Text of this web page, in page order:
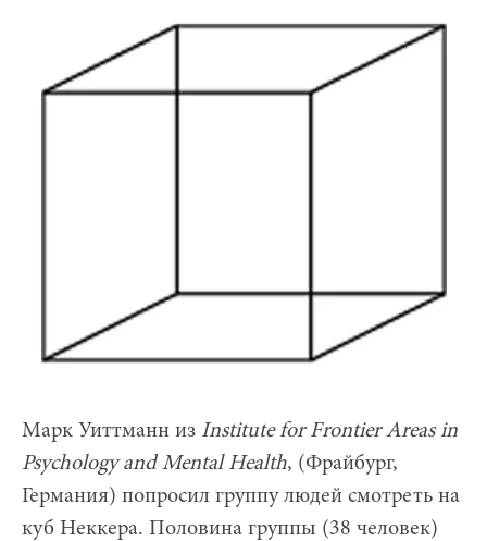
Марк Уиттманн из Institute for Frontier Areas in
Psychology and Mental Health, (Фрайбург,
Германия) попросил группу людей смотреть на
куб Неккера. Половина группы (38 человек)